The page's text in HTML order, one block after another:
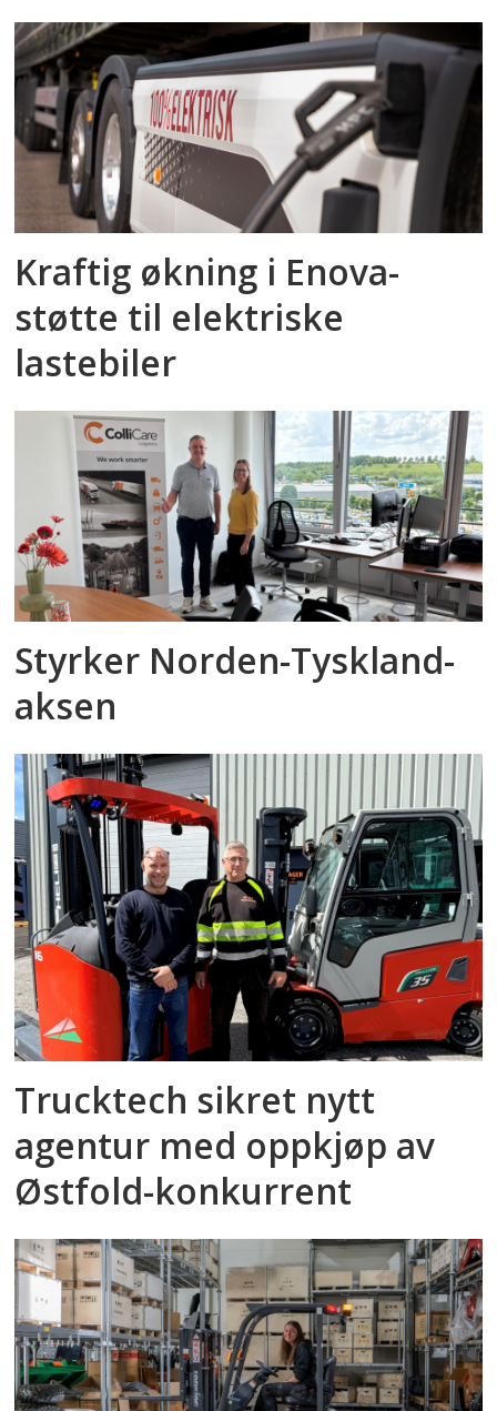
Kraftig økning i Enova-
støtte til elektriske
lastebiler
Styrker Norden-Tyskland-
aksen
Trucktech sikret nytt
agentur med oppkjøp av
Østfold-konkurrent